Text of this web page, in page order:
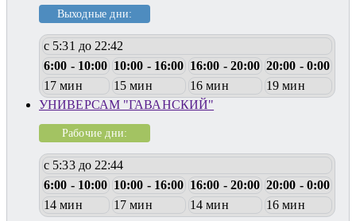
Выходные дни:
с 5:31 до 22:42
6:00 - 10:00 10:00 - 16:00 16:00 - 20:00 20:00 - 0:00
17 мин
15 мин 16 мин
19 мин
УНИВЕРСАМ "ГАВАНСКИЙ"
Рабочие дни:
с 5:33 до 22:44
6:00 - 10:00 10:00 - 16:00 16:00 - 20:00 20:00 - 0:00
14 мин
17 мин 14 мин 16 мин